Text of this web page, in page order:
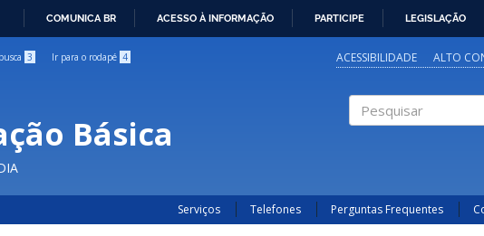
COMUNICA BR ACESSO À INFORMAÇÃO PARTICIPE LEGISLAÇÃO
3 Ir para o rodapé 4 ACESSIBILIDADE ALTO
Básica
Serviços Telefones Perguntas Frequentes